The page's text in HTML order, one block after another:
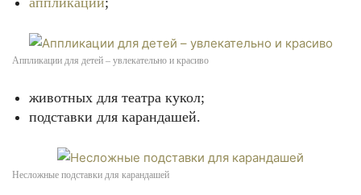
Аппликации для детей – увлекательно и красиво
животных для театра кукол;
подставки для карандашей.
Несложные подставки для карандашей